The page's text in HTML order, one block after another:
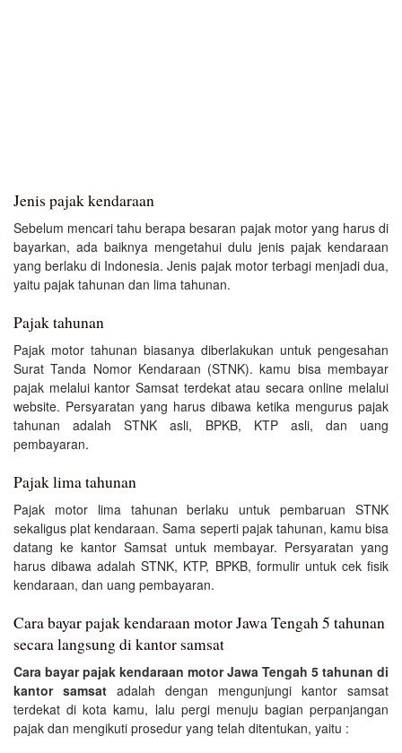
Jenis pajak kendaraan
Sebelum mencari tahu berapa besaran pajak motor yang harus di
bayarkan, ada baiknya mengetahui dulu jenis pajak kendaraan
yang berlaku di Indonesia. Jenis pajak motor terbagi menjadi dua,
yaitu pajak tahunan dan lima tahunan.
Pajak tahunan
Pajak motor tahunan biasanya diberlakukan untuk pengesahan
Surat Tanda Nomor Kendaraan (STNK). kamu bisa membayar
pajak melalui kantor Samsat terdekat atau secara online melalui
website. Persyaratan yang harus dibawa ketika mengurus pajak
tahunan adalah STNK asli, BPKB, KTP asli, dan uang
pembayaran.
Pajak lima tahunan
Pajak motor lima tahunan berlaku untuk pembaruan STNK
sekaligus plat kendaraan. Sama seperti pajak tahunan, kamu bisa
datang ke kantor Samsat untuk membayar. Persyaratan yang
harus dibawa adalah STNK, KTP, BPKB, formulir untuk cek fisik
kendaraan, dan uang pembayaran.
Cara bayar pajak kendaraan motor Jawa Tengah 5 tahunan
secara langsung di kantor samsat
Cara bayar pajak kendaraan motor Jawa Tengah 5 tahunan di
kantor samsat adalah dengan mengunjungi kantor samsat
terdekat di kota kamu, lalu pergi menuju bagian perpanjangan
pajak dan mengikuti prosedur yang telah ditentukan, yaitu :